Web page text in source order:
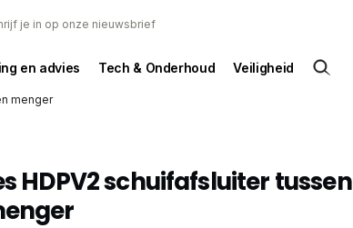
je in op onze nieuwsbrief
en advies Tech & Onderhoud Veiligheid
menger
HDPV2 schuifafsluiter tussen